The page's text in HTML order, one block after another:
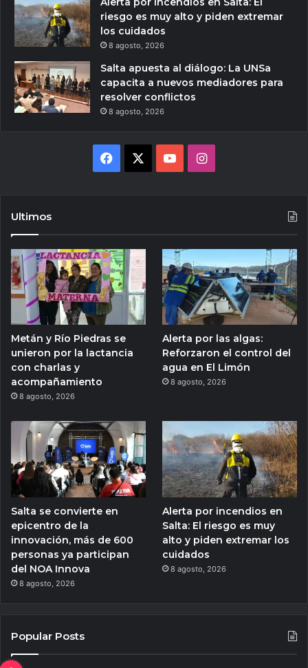
riesgo es muy alto y piden extremar
los cuidados
8 agosto, 2026
Salta apuesta al diálogo: La UNSa
capacita a nuevos mediadores para
resolver conflictos
8 agosto, 2026
Facebook YouTubeInstagram
Ultimos
Metán y Río Piedras se
unieron por la lactancia
con charlas y
acompañamiento
8 agosto, 2026
Alerta por las algas:
Reforzaron el control del
agua en El Limón
8 agosto, 2026
Salta se convierte en
epicentro de la
innovación, más de 600
personas ya participan
del NOA Innova
8 agosto, 2026
Alerta por incendios en
Salta: El riesgo es muy
alto y piden extremar los
cuidados
8 agosto, 2026
Popular Posts